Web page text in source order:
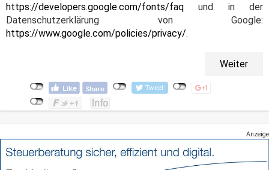
https://developers.google.com/fonts/faq und in der
Datenschutzerklärung von Google:
https://www.google.com/policies/privacy/.
Weiter
Anzeige